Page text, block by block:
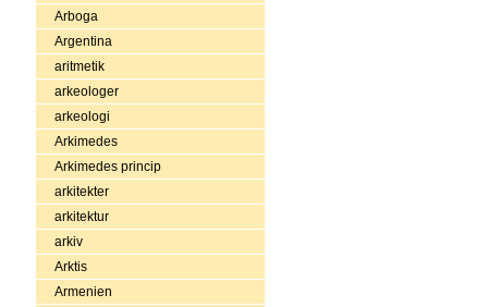
Arboga
Argentina
aritmetik
arkeologer
arkeologi
Arkimedes
Arkimedes princip
arkitekter
arkitektur
arkiv
Arktis
Armenien